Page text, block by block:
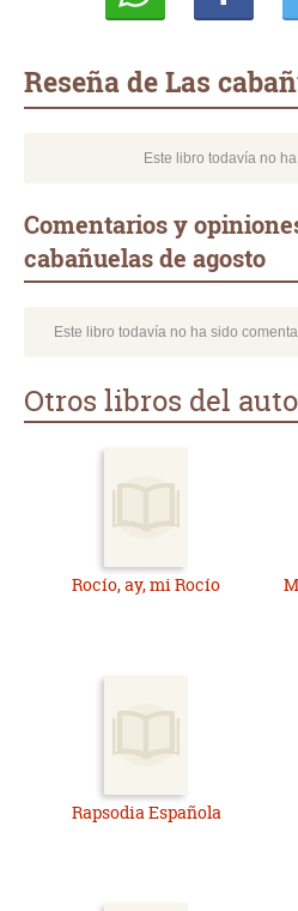
Reseña de Las
Este libro todavía no
Comentarios y
cabañuelas de agosto
Este libro todavía no ha sido
Otros libros del
Rocío, ay, mi Rocío
Rapsodia Española